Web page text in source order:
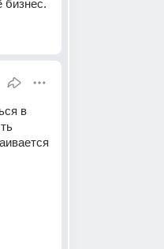
бизнес.
в